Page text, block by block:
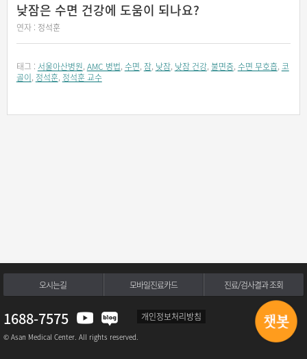
낮잠은 수면 건강에 도움이 되나요?
연자 : 정석훈
태그 : 서울아산병원, AMC 병법, 수면, 잠, 낮잠, 낮잠 건강, 불면증, 수면 무호흡, 코
골이, 정석훈, 정석훈 교수
오시는길 모바일진료카드 진료/검사결과 조회
1688-7575 개인정보처리방침
© Asan Medical Center. All rights reserved.